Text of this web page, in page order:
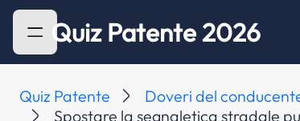
Quiz Patente 2026
Quiz Patente
Doveri del
Spostare la segnaletica stradale